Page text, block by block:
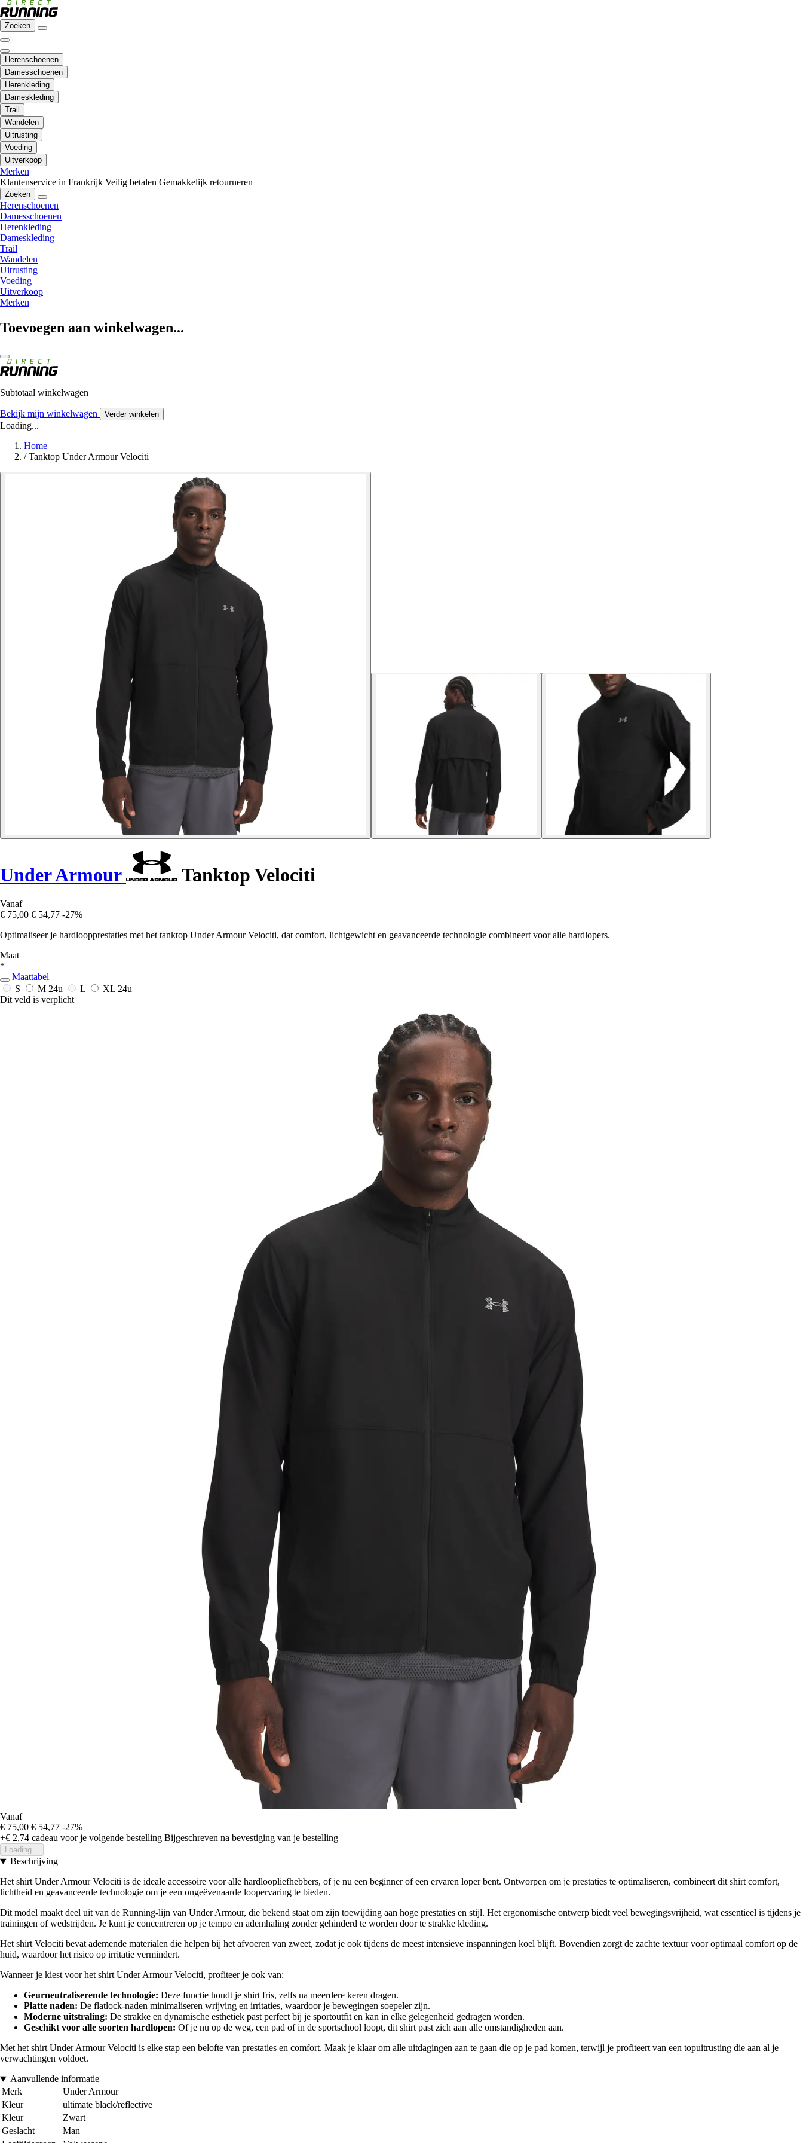
Zoeken
Herenschoenen
Damesschoenen
Herenkleding
Dameskleding
Trail
Wandelen
Uitrusting
Voeding
Uitverkoop
Merken
Klantenservice in Frankrijk Veilig betalen Gemakkelijk retourneren
Zoeken
Herenschoenen
Damesschoenen
Herenkleding
Dameskleding
Trail
Wandelen
Uitrusting
Voeding
Uitverkoop
Merken
Toevoegen aan winkelwagen...
Subtotaal winkelwagen
Bekijk mijn winkelwagen Verder winkelen
Loading...
Home
/ Tanktop Under Armour Velociti
Under Armour Tanktop Velociti
Vanaf
€ 75,00 € 54,77 -27%
Optimaliseer je hardloopprestaties met het tanktop Under Armour Velociti, dat comfort, lichtgewicht en geavanceerde technologie combineert voor alle hardlopers.
Maat
*
Maattabel
S
M 24u L XL 24u
Dit veld is verplicht
Vanaf
€ 75,00 € 54,77 -27%
+€ 2,74 cadeau voor je volgende bestelling Bijgeschreven na bevestiging van je bestelling
Loading...
Beschrijving
Het shirt Under Armour Velociti is de ideale accessoire voor alle hardloopliefhebbers, of je nu een beginner of een ervaren loper bent. Ontworpen om je prestaties te optimaliseren, combineert dit shirt comfort,
lichtheid en geavanceerde technologie om je een ongeëvenaarde loopervaring te bieden.
Dit model maakt deel uit van de Running-lijn van Under Armour, die bekend staat om zijn toewijding aan hoge prestaties en stijl. Het ergonomische ontwerp biedt veel bewegingsvrijheid, wat essentieel is tijdens je
trainingen of wedstrijden. Je kunt je concentreren op je tempo en ademhaling zonder gehinderd te worden door te strakke kleding.
Het shirt Velociti bevat ademende materialen die helpen bij het afvoeren van zweet, zodat je ook tijdens de meest intensieve inspanningen koel blijft. Bovendien zorgt de zachte textuur voor optimaal comfort op de
huid, waardoor het risico op irritatie vermindert.
Wanneer je kiest voor het shirt Under Armour Velociti, profiteer je ook van:
Geurneutraliserende technologie: Deze functie houdt je shirt fris, zelfs na meerdere keren dragen.
Platte naden: De flatlock-naden minimaliseren wrijving en irritaties, waardoor je bewegingen soepeler zijn.
Moderne uitstraling: De strakke en dynamische esthetiek past perfect bij je sportoutfit en kan in elke gelegenheid gedragen worden.
Geschikt voor alle soorten hardlopen: Of je nu op de weg, een pad of in de sportschool loopt, dit shirt past zich aan alle omstandigheden aan.
Met het shirt Under Armour Velociti is elke stap een belofte van prestaties en comfort. Maak je klaar om alle uitdagingen aan te gaan die op je pad komen, terwijl je profiteert van een topuitrusting die aan al je
verwachtingen voldoet.
Aanvullende informatie
Merk
Under Armour
Kleur
ultimate black/reflective
Kleur
Zwart
Geslacht
Man